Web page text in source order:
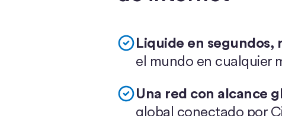
Liquide en segundos,
el mundo en cualquier
Una red con alcance
global conectado por